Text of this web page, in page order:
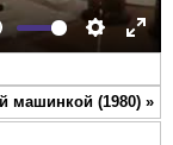
Settings
машинкой (1980) »